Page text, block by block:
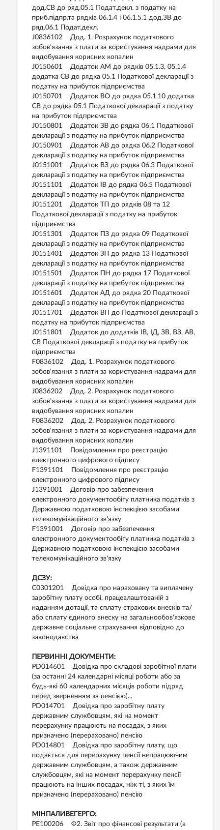
дод.СВ до ряд.05.1 Подат.декл. з податку на
приб.підпр.та рядків 06.1.4 і 06.1.5.1 дод.ЗВ до
ряд.06.1 Подат.декл.
J0836102 Дод. 1. Розрахунок податкового
зобов'язання з плати за користування надрами для
видобування корисних копалин
J0150601 Додаток АМ до рядків 05.1.3, 05.1.4
додатка СВ до рядка 05.1 Податкової декларації з
податку на прибуток підприємства
J0150701 Додаток ВО до рядка 05.1.10 додатка
СВ до рядка 05.1 Податкової декларації з податку
на прибуток підприємства
J0150801 Додаток ЗВ до рядка 06.1 Податкової
декларації з податку на прибуток підприємства
J0150901 Додаток АВ до рядка 06.2 Податкової
декларації з податку на прибуток підприємства
J0151001 Додаток ВЗ до рядка 06.3 Податкової
декларації з податку на прибуток підприємства
J0151101 Додаток ІВ до рядка 06.5 Податкової
декларації з податку на прибуток підприємства
J0151201 Додаток ТП до рядків 08 та 12
Податкової декларації з податку на прибуток
підприємства
J0151301 Додаток ПЗ до рядка 09 Податкової
декларації з податку на прибуток підприємства
J0151401 Додаток ЗП до рядка 13 Податкової
декларації з податку на прибуток підприємства
J0151501 Додаток ПН до рядка 17 Податкової
декларації з податку на прибуток підприємства
J0151601 Додаток АД до рядка 20 Податкової
декларації з податку на прибуток підприємства
J0151701 Додаток ВП до Податкової декларації з
податку на прибуток підприємства
J0151801 Додаток до додатків ІВ, ІД, ЗВ, ВЗ, АВ,
СВ Податкової декларації з податку на прибуток
підприємства
F0836102 Дод. 1. Розрахунок податкового
зобов'язання з плати за користування надрами для
видобування корисних копалин
J0836202 Дод. 2. Розрахунок податкового
зобов'язання з плати за користування надрами для
видобування корисних копалин
F0836202 Дод. 2. Розрахунок податкового
зобов'язання з плати за користування надрами для
видобування корисних копалин
J1391101 Повідомлення про реєстрацію
електронного цифрового підпису
F1391101 Повідомлення про реєстрацію
електронного цифрового підпису
J1391001 Договір про забезпечення
електронного документообігу платника податків з
Державною податковою інспекцією засобами
телекомунікаційного зв'язку
F1391001 Договір про забезпечення
електронного документообігу платника податків з
Державною податковою інспекцією засобами
телекомунікаційного зв'язку
ДСЗУ:
C0301201 Довідка про нараховану та виплачену
заробітну плату особі, працевлаштованій з
наданням дотації, та сплату страхових внесків та/
або сплату єдиного внеску на загальнообов'язкове
державне соціальне страхування відповідно до
законодавства
ПЕРВИННІ ДОКУМЕНТИ:
PD014601 Довідка про складові заробітної плати
(за останні 24 календарні місяці роботи або за
будь-які 60 календарних місяців роботи підряд
перед зверненням за пенсією)...
PD014701 Довідка про заробітну плату
державним службовцям, які на момент
перерахунку працюють на посадах, з яких
призначено (перераховано) пенсію
PD014801 Довідка про заробітну плату, що
подається для перерахунку пенсії непрацюючим
державним службовцям, а також державним
службовцям, які на момент перерахунку пенсії
працюють на інших посадах, ніж ті, з яких їм
призначено (перераховано) пенсію
МІНПАЛИВЕГЕРГО:
PE100206 Ф2. Звіт про фінансові результати (в